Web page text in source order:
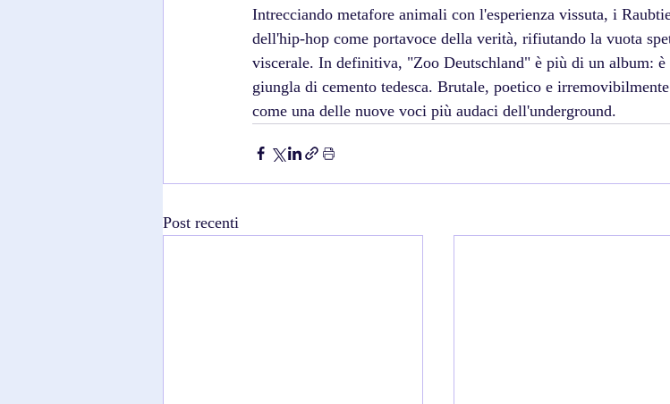
Intrecciando metafore animali con l'esperienza vissuta, i
dell'hip-hop come portavoce della verità, rifiutando la vuota
viscerale. In definitiva, "Zoo Deutschland" è più di un album:
giungla di cemento tedesca. Brutale, poetico e
come una delle nuove voci più audaci dell'underground.
Post recenti